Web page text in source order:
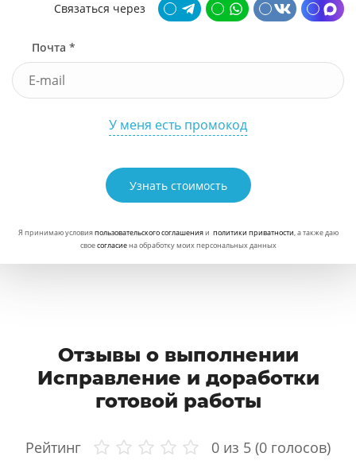
Связаться через
Почта *
У меня есть промокод
Узнать стоимость
Я принимаю условияпользовательского соглашенияи политики приватности, а также даю
своесогласиена обработку моих персональных данных
Отзывы о выполнении
Исправление и доработки
готовой работы
Рейтинг 0 из 5 (0 голосов)